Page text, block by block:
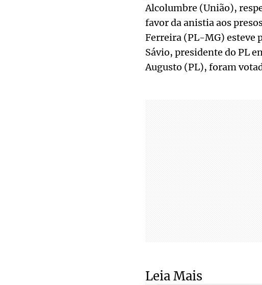
Alcolumbre (União),
favor da anistia aos
Ferreira (PL-MG) esteve
Sávio, presidente do PL
Augusto (PL), foram
Leia Mais